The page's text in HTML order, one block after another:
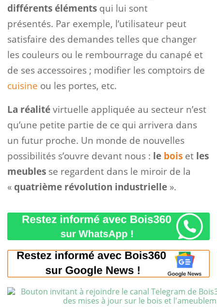
différents éléments qui lui sont
présentés. Par exemple, l’utilisateur peut
satisfaire des demandes telles que changer
les couleurs ou le rembourrage du canapé et
de ses accessoires ; modifier les comptoirs de
cuisine ou les portes, etc.
La réalitévirtuelle appliquée au secteur n’est
qu’une petite partie de ce qui arrivera dans
un futur proche. Un monde de nouvelles
possibilités s’ouvre devant nous : le bois et les
meubles se regardent dans le miroir de la
« quatrième révolution industrielle ».